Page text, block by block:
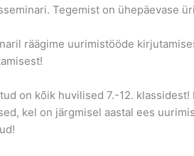
Tegemist on ühepäevase
räägime uurimistööde
on kõik huvilised 7.-12. klassidest!
kel on järgmisel aastal ees